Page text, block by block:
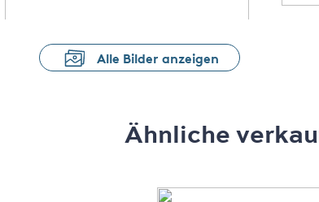
Alle Bilder anzeigen
Ähnliche